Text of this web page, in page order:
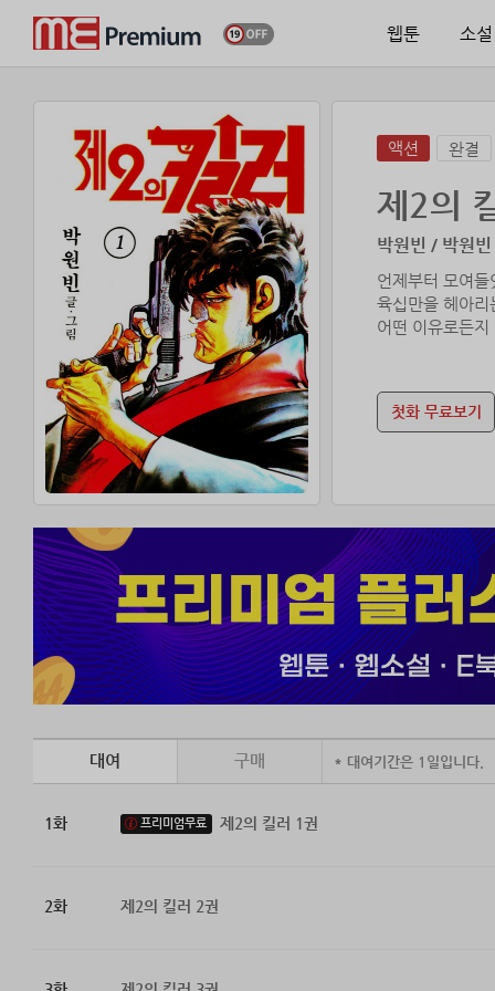
웹툰 소설
액션 완결
제2의
박원빈 / 박원빈
언제부터 모여
육십만을 헤아
어떤 이유로든
속칭 조센징 빈
이 음습한 골목
첫화 무료보기
대여 구매 * 대여기간은 1일입니다.
1화 프리미엄무료 제2의 킬러 1권
2화 제2의 킬러 2권